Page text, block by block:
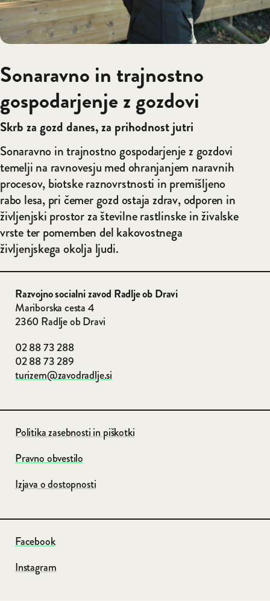
Sonaravno in trajnostno
gospodarjenje z gozdovi
Skrb za gozd danes, za prihodnost jutri
Sonaravno in trajnostno gospodarjenje z gozdovi
temelji na ravnovesju med ohranjanjem naravnih
procesov, biotske raznovrstnosti in premišljeno
rabo lesa, pri čemer gozd ostaja zdrav, odporen in
življenjski prostor za številne rastlinske in živalske
vrste ter pomemben del kakovostnega
življenjskega okolja ljudi.
Razvojno socialni zavod Radlje ob Dravi
Mariborska cesta 4
2360 Radlje ob Dravi
02 88 73 288
02 88 73 289
turizem@zavodradlje.si
Politika zasebnosti in piškotki
Pravno obvestilo
Izjava o dostopnosti
Facebook
Instagram